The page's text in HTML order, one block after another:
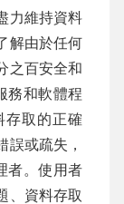
力維持資料
解由於任何
之百安全和
務和軟體程
存取的正確
誤或疏失，
者。使用者
、資料存取